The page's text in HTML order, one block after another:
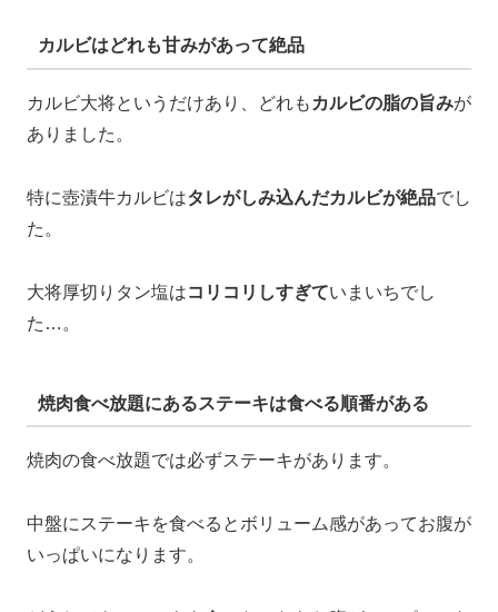
カルビはどれも甘みがあって絶品
カルビ大将というだけあり、どれも カルビの脂の旨みが
ありました。
特に壺漬牛カルビはタレがしみ込んだカルビが絶品でし
た。
大将厚切りタン塩はコリコリしすぎていまいちでし
た…。
焼肉食べ放題にあるステーキは食べる順番がある
焼肉の食べ放題では必ずステーキがあります。
中盤にステーキを食べるとボリューム感があってお腹が
いっぱいになります。